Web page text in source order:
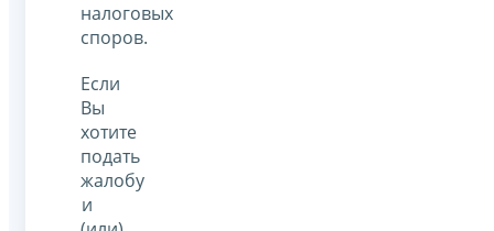
налоговых
споров.
Если
Вы
хотите
подать
жалобу
и